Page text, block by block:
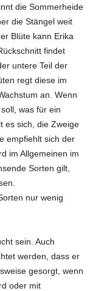
die Sommerheide
die Stängel weit
Blüte kann Erika
findet
untere Teil der
regt diese im
an. Wenn
was für ein
es sich, die Zweige
empfiehlt sich der
im Allgemeinen im
Sorten gilt,
nur wenig
sein. Auch
werden, dass er
gesorgt, wenn
oder mit